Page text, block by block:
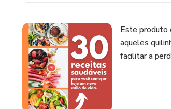
Este produto
aqueles
facilitar a